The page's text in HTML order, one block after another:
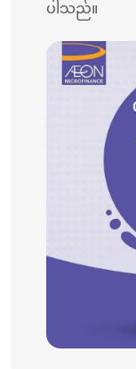
ပါသည်။